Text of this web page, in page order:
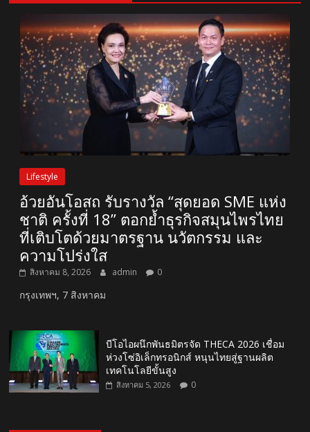
Lifestyle
อ้วยอันโอสถ รับรางวัล “สุดยอด SME แห่ง
ชาติ ครั้งที่ 18” ตอกย้ำธุรกิจสมุนไพรไทย
ที่เติบโตด้วยมาตรฐาน นวัตกรรม และ
ความโปร่งใส
สิงหาคม 8, 2026 admin 0
กรุงเทพฯ, 7 สิงหาคม
บีโอไอผนึกพันธมิตรจัด THECA 2026 เชื่อม
ห่วงโซ่อิเล็กทรอนิกส์ หนุนไทยสู่ฐานผลิต
เทคโนโลยีขั้นสูง
สิงหาคม 5, 2026 0